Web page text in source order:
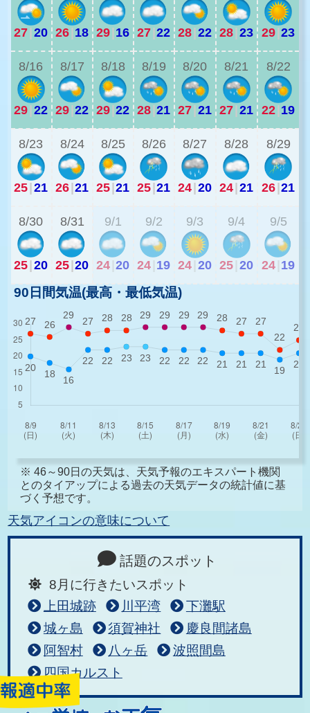
27|20 26|18 29|16 27|22 28|22 28|23 29|23
8/16
29|22
8/17
29|22
8/18
29|22
8/19
28|21
8/20
27|21
8/21
27|21
8/22
22|19
8/23
25|21
8/24
26|21
8/25
25|21
8/26
25|21
8/27
24|20
8/28
24|21
8/29
26|21
8/30
25|20
8/31
25|20
9/1
24 20
9/2
24 19
9/3
24 20
9/4
25 20
9/5
24 19
90日間気温(最高・最低気温)
※ 46～90日の天気は、天気予報のエキスパート機関
とのタイアップによる過去の天気データの統計値に基
づく予想です。
天気アイコンの意味について
話題のスポット
8月に行きたいスポット
上田城跡
川平湾
下灘駅
城ヶ島
須賀神社
慶良間諸島
阿智村
八ヶ岳
波照間島
四国カルスト